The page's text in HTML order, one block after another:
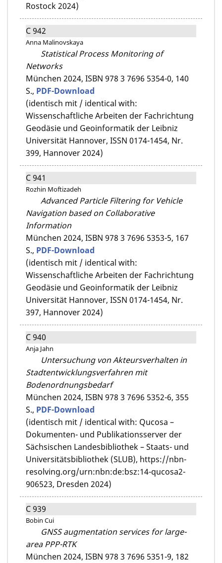
Rostock 2024)
C 942
Anna Malinovskaya
Statistical Process Monitoring of
Networks
München 2024, ISBN 978 3 7696 5354-0, 140
S., PDF-Download
(identisch mit / identical with:
Wissenschaftliche Arbeiten der Fachrichtung
Geodäsie und Geoinformatik der Leibniz
Universität Hannover, ISSN 0174-1454, Nr.
399, Hannover 2024)
C 941
Rozhin Moftizadeh
Advanced Particle Filtering for Vehicle
Navigation based on Collaborative
Information
München 2024, ISBN 978 3 7696 5353-5, 167
S., PDF-Download
(identisch mit / identical with:
Wissenschaftliche Arbeiten der Fachrichtung
Geodäsie und Geoinformatik der Leibniz
Universität Hannover, ISSN 0174-1454, Nr.
397, Hannover 2024)
C 940
Anja Jahn
Untersuchung von Akteursverhalten in
Stadtentwicklungsverfahren mit
Bodenordnungsbedarf
München 2024, ISBN 978 3 7696 5352-6, 355
S., PDF-Download
(identisch mit / identical with: Qucosa –
Dokumenten- und Publikationsserver der
Sächsischen Landesbibliothek – Staats- und
Universitätsbibliothek (SLUB), https://nbn-
resolving.org/urn:nbn:de:bsz:14-qucosa2-
906523, Dresden 2024)
C 939
Bobin Cui
GNSS augmentation services for large-
area PPP-RTK
München 2024, ISBN 978 3 7696 5351-9, 182